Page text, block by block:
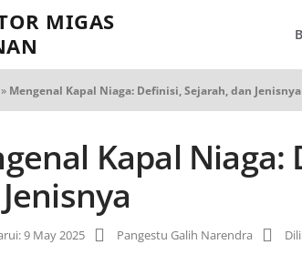
MIGAS
» Mengenal Kapal Niaga: Definisi, Sejarah, dan Jenisnya
Kapal Niaga:
9 May 2025 Pangestu Galih Narendra